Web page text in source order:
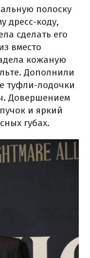
полоску
дресс-коду,
сделать его
вместо
кожаную
Дополнили
туфли-лодочки
Довершением
и яркий
губах.